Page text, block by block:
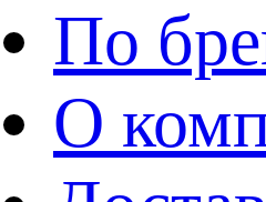
По
О